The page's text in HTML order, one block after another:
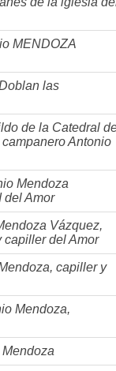
MENDOZA
las
de la Catedral
Antonio
Mendoza
del Amor
Vázquez,
capiller del Amor
capiller y
Mendoza,
Mendoza